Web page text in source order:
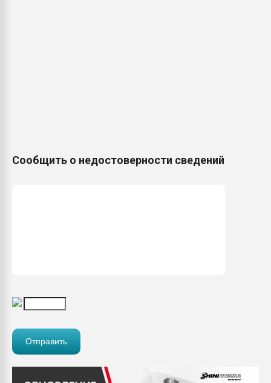
Сообщить о недостоверности сведений